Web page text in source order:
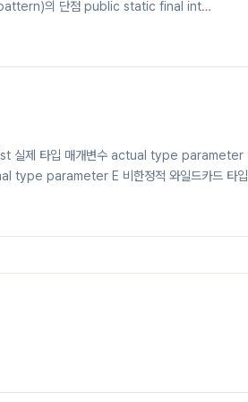
pattern)의 단점 public static final int
static final int
실제 타입 매개변수 actual type parameter
type parameter E 비한정적 와일드카드 타입
입 매개변수 bounded type parameter 재
안전하지 않다. Link : jyami.tistory...